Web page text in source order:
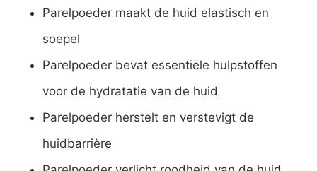
Parelpoeder maakt de huid elastisch en
soepel
Parelpoeder bevat essentiële hulpstoffen
voor de hydratatie van de huid
Parelpoeder herstelt en verstevigt de
huidbarrière